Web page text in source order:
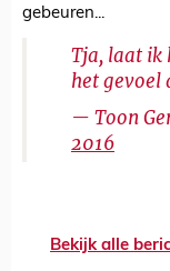
gebeuren...
Tja, laat ik
het gevoel
— Toon
2016
Bekijk alle